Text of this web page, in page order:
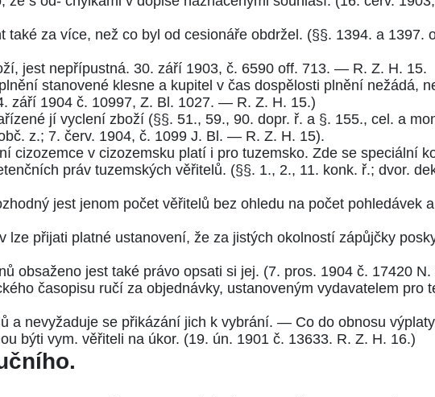
také za více, než co byl od cesionáře obdržel. (§§. 1394. a 1397.
jest nepřípustná. 30. září 1903, č. 6590 off. 713. — R. Z. H. 15.
stanovené klesne a kupitel v čas dospělosti plnění nežádá,
září 1904 č. 10997, Z. Bl. 1027. — R. Z. H. 15.)
jí vyclení zboží (§§. 51., 59., 90. dopr. ř. a §. 155., cel. a
z.; 7. červ. 1904, č. 1099 J. Bl. — R. Z. H. 15).
cizozemce v cizozemsku platí i pro tuzemsko. Zde se speciální
práv tuzemských věřitelů. (§§. 1., 2., 11. konk. ř.; dvor.
jest jenom počet věřitelů bez ohledu na počet pohledávek
lze přijati platné ustanovení, že za jistých okolností zápůjčky
obsaženo jest také právo opsati si jej. (7. pros. 1904 č. 17420 N.
časopisu ručí za objednávky, ustanoveným vydavatelem pro
a nevyžaduje se přikázání jich k vybrání. — Co do obnosu
býti vym. věřiteli na úkor. (19. ún. 1901 č. 13633. R. Z. H. 16.)